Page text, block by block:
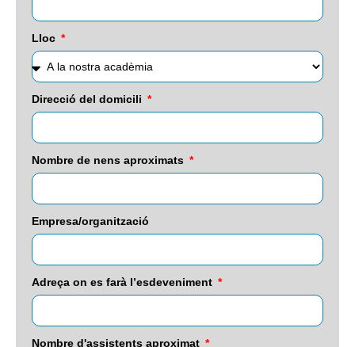
Lloc
Direcció del domicili
Nombre de nens aproximats
Empresa/organització
Adreça on es farà l’esdeveniment
Nombre d'assistents aproximat